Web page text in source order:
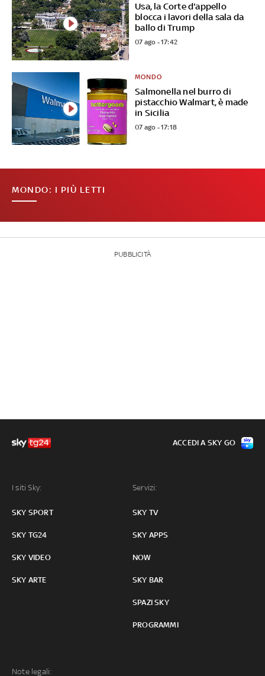
Usa, la Corte d'appello
blocca i lavori della sala da
ballo di Trump
07 ago - 17:42
Salmonella nel burro di
pistacchio Walmart, è made
in Sicilia
MONDO
07 ago - 17:18
MONDO: I PIÙ LETTI
PUBBLICITÀ
I siti Sky:
SKY SPORT
SKY TG24
SKY VIDEO
SKY ARTE
Servizi:
SKY TV
SKY APPS
NOW
SKY BAR
SPAZI SKY
PROGRAMMI
Note legali:
ACCEDI A SKY GO